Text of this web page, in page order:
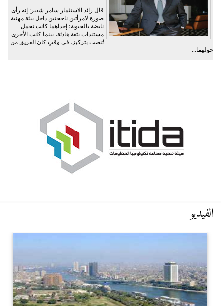
قال رائد الاستثمار سامر شقير: إنه رأى
صورة لامرأتين ناجحتين داخل بيئة مهنية
نابضة بالحيوية؛ إحداهما كانت تحمل
مستندات بثقة هادئة، بينما كانت الأخرى
تُنصت بتركيز، في وقتٍ كان الفريق من
حولهما...
الفيديو